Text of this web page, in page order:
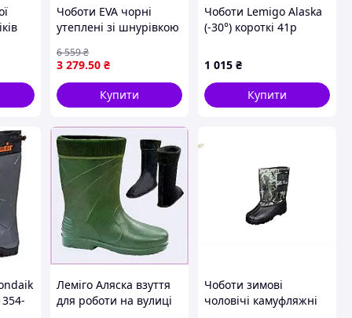
Чоботи EVA чорні
утеплені зі шнурівкою
товстою підошвою і
протектором
3 279.50 ₴
6 559₴
Купити
Чоботи Lemigo Alaska
(-30°) короткі 41р
1 015 ₴
Купити
Леміго Аляска взуття
для роботи на вулиці
Чоботи зимові
чоловічі камуфляжні